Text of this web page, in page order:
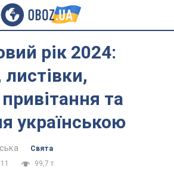
рік 2024:
та
українською
Свята
99,7 т.